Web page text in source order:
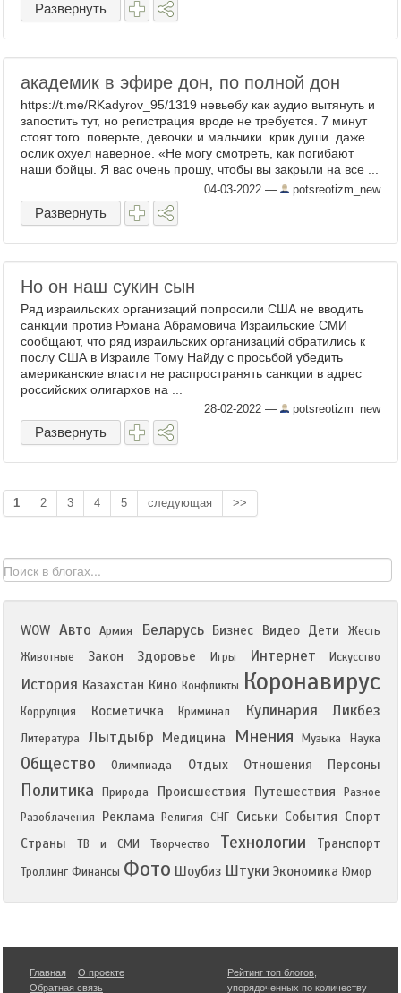
Развернуть
академик в эфире дон, по полной дон
https://t.me/RKadyrov_95/1319 невьебу как аудио вытянуть и
запостить тут, но регистрация вроде не требуется. 7 минут
стоят того. поверьте, девочки и мальчики. крик души. даже
ослик охуел наверное. «Не могу смотреть, как погибают
наши бойцы. Я вас очень прошу, чтобы вы закрыли на все ...
04-03-2022 — potsreotizm_new
Развернуть
Но он наш сукин сын
Ряд израильских организаций попросили США не вводить
санкции против Романа Абрамовича Израильские СМИ
сообщают, что ряд израильских организаций обратились к
послу США в Израиле Тому Найду с просьбой убедить
американские власти не распространять санкции в адрес
российских олигархов на ...
28-02-2022 — potsreotizm_new
Развернуть
1 2 3 4 5 следующая >>
WOW Авто Армия Беларусь Бизнес Видео Дети
Жесть
Животные
Закон Здоровье Игры Интернет Искусство
История Казахстан Кино Конфликты Коронавирус
Коррупция Косметичка Криминал Кулинария Ликбез
Литература Лытдыбр Медицина Мнения Музыка Наука
Общество Олимпиада Отдых Отношения Персоны
Политика Природа Происшествия Путешествия
Разное
Разоблачения
Реклама Религия СНГ Сиськи События Спорт
Страны
ТВ и СМИ Творчество Технологии Транспорт
Троллинг Финансы Фото Шоубиз Штуки Экономика Юмор
Главная
О проекте
Обратная связь
Рейтинг топ блогов
упорядоченных по количеству